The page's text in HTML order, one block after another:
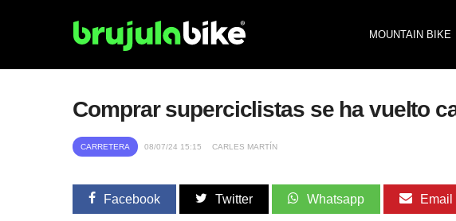
MOUNTAIN BIKE
Comprar superciclistas se ha vuelto
CARRETERA 08/07/24 15:15 CARLES MARTÍN
Facebook Twitter Whatsapp Email